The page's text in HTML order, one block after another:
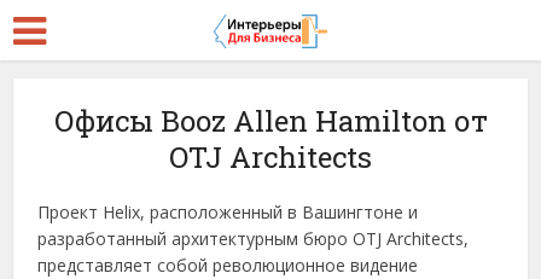
Офисы Booz Allen Hamilton от
OTJ Architects
Проект Helix, расположенный в Вашингтоне и
разработанный архитектурным бюро OTJ Architects,
представляет собой революционное видение